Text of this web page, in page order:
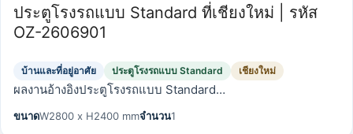
ประตูโรงรถแบบ Standard ที่เชียงใหม่ | รหัส
OZ-2606901
บ้านและที่อยู่อาศัย ประตูโรงรถแบบ Standard เชียงใหม่
ผลงานอ้างอิงประตูโรงรถแบบ Standard…
ขนาดW2800 x H2400 mmจำนวน1